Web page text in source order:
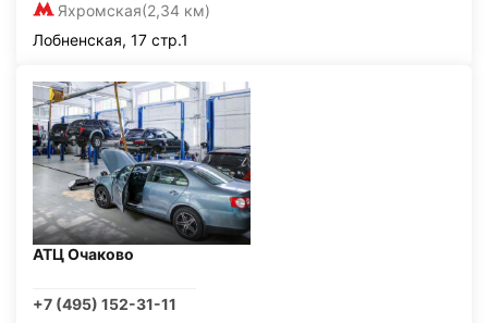
Яхромская(2,34 км)
Лобненская, 17 стр.1
АТЦ Очаково
+7 (495) 152-31-11